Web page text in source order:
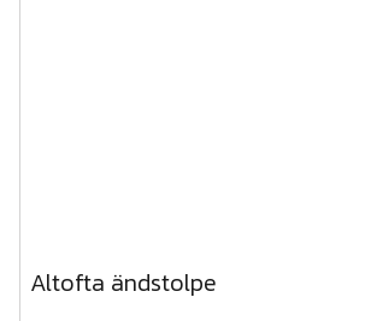
Altofta ändstolpe